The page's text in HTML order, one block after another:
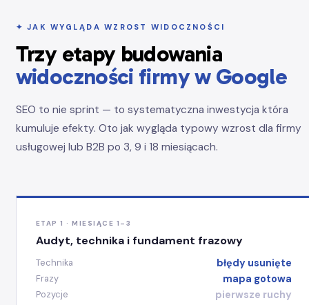
✦ JAK WYGLĄDA WZROST WIDOCZNOŚCI
Trzy etapy budowania
widoczności firmy w Google
SEO to nie sprint — to systematyczna inwestycja która
kumuluje efekty. Oto jak wygląda typowy wzrost dla firmy
usługowej lub B2B po 3, 9 i 18 miesiącach.
ETAP 1 · MIESIĄCE 1–3
Audyt, technika i fundament frazowy
Technika błędy usunięte
Frazy mapa gotowa
Pozycje pierwsze ruchy